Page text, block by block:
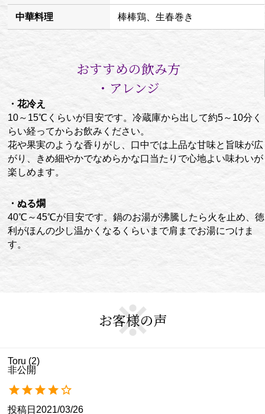
中華料理 棒棒鶏、生春巻き
おすすめの飲み方
・アレンジ
・花冷え
10～15℃くらいが目安です。冷蔵庫から出して約5～10分く
らい経ってからお飲みください。
花や果実のような香りがし、口中では上品な甘味と旨味が広
がり、きめ細やかでなめらかな口当たりで心地よい味わいが
楽しめます。
・ぬる燗
40℃～45℃が目安です。鍋のお湯が沸騰したら火を止め、徳
利がほんの少し温かくなるくらいまで肩までお湯につけま
す。
お客様の声
Toru
2
非公開
投稿日 2021/03/26